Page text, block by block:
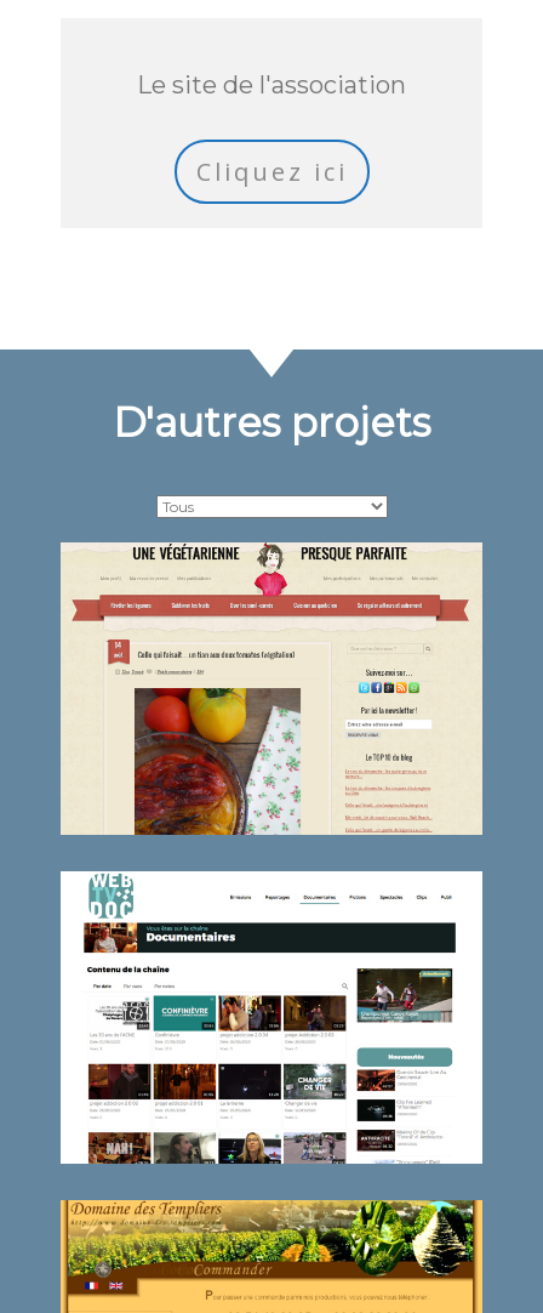
Le site de l'association
Cliquez ici
D'autres projets
Une végétarienne presque
parfaite
WEBTVDOC